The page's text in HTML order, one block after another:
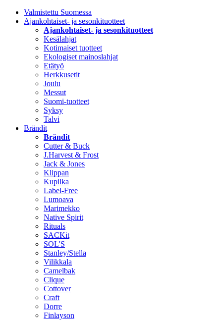
Valmistettu Suomessa
Ajankohtaiset- ja sesonkituotteet
Ajankohtaiset- ja sesonkituotteet
Kesälahjat
Kotimaiset tuotteet
Ekologiset mainoslahjat
Etätyö
Herkkusetit
Joulu
Messut
Suomi-tuotteet
Syksy
Talvi
Brändit
Brändit
Cutter & Buck
J.Harvest & Frost
Jack & Jones
Klippan
Kupilka
Label-Free
Lumoava
Marimekko
Native Spirit
Rituals
SACKit
SOL'S
Stanley/Stella
Vilikkala
Camelbak
Clique
Cottover
Craft
Dorre
Finlayson